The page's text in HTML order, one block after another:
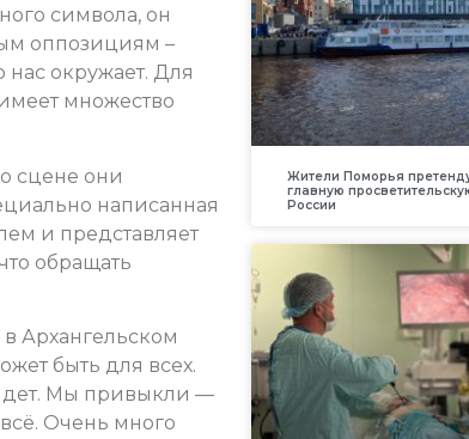
символа, он
оппозициям –
нас окружает. Для
множество
сцене они
написанная
и представляет
обращать
Архангельском
быть для всех.
Мы привыкли —
Очень много
Жители Поморья
главную
России